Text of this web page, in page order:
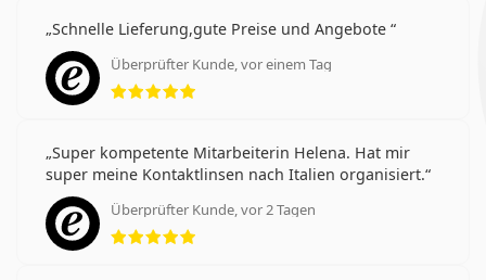
Schnelle Lieferung,gute Preise und Angebote
Überprüfter Kunde, vor einem Tag
Bewertung 5 aus 5
Super kompetente Mitarbeiterin Helena. Hat mir
super meine Kontaktlinsen nach Italien organisiert.
Überprüfter Kunde, vor 2 Tagen
Bewertung 5 aus 5